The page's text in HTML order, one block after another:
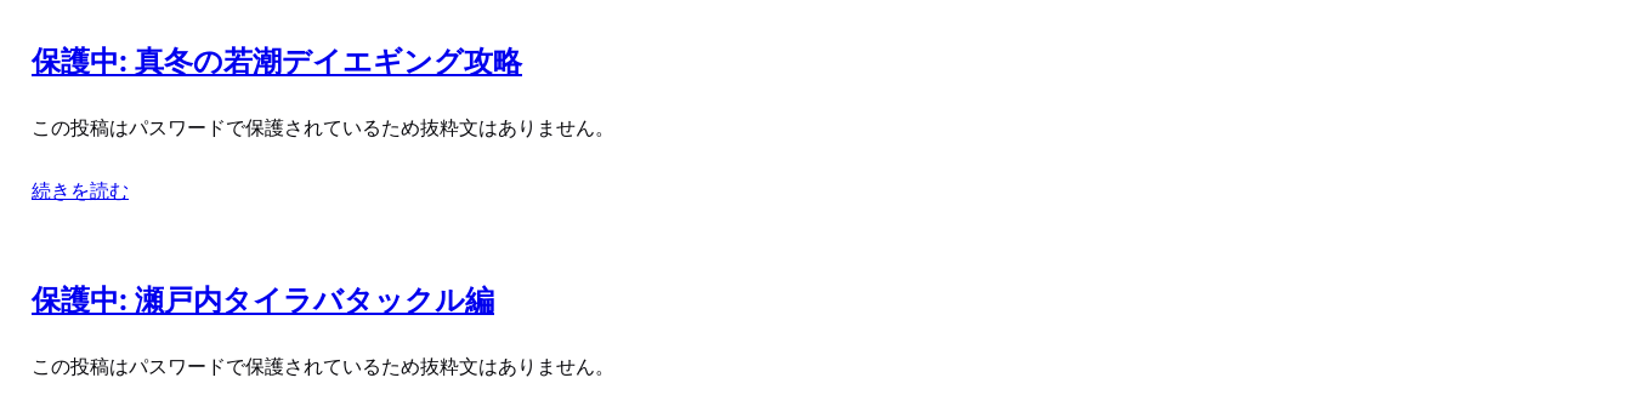
保護中: 真冬の若潮デイエギング攻略
この投稿はパスワードで保護されているため抜粋文はありません。
続きを読む
保護中: 瀬戸内タイラバタックル編
この投稿はパスワードで保護されているため抜粋文はありません。